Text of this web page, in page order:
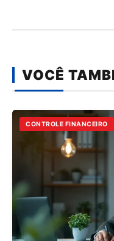
VOCÊ
CONTROLE FINANCEIRO